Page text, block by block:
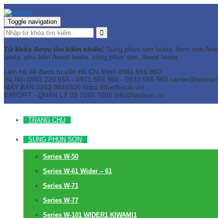
Toggle navigation
Từ khóa được tìm kiếm nhiều: Súng phun sơn Iwata, bơm sơn
Iwata, phụ kiện Anest Iwata, súng phun sơn, Anest Iwata
Liên hệ để được tư vấn Hồ Chí Minh 0981 666 960
Hà Nội 0983 220 555 - 0971 666 960 - 0933 666 960
MÁY BÀN 0243 9841505 https://thietbison.vn/
EXPORT - QUẢN LÝ 09 7555 7666 info@taishun.vn
TRANG CHỦ
SÚNG PHUN SƠN
Series W-50
Series W-61 Wider – 61
Series W-71
Series W-77
Series W-101 WIDER1 KIWAMI1